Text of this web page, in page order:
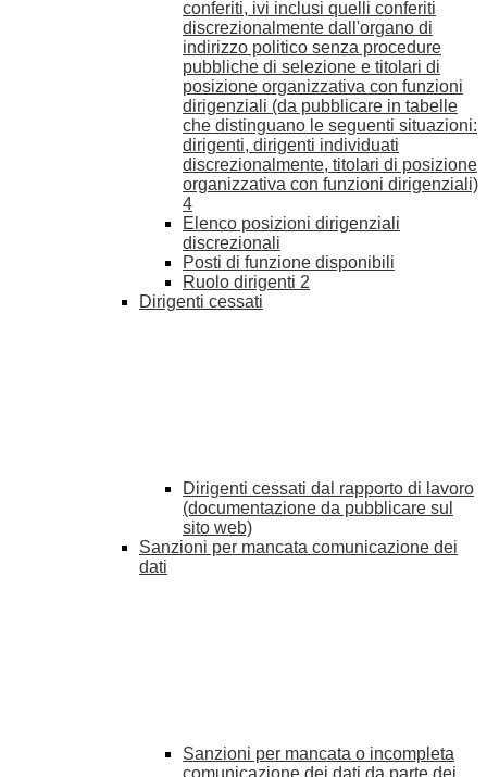
conferiti, ivi inclusi quelli conferiti
discrezionalmente dall'organo di
indirizzo politico senza procedure
pubbliche di selezione e titolari di
posizione organizzativa con funzioni
dirigenziali (da pubblicare in tabelle
che distinguano le seguenti situazioni:
dirigenti, dirigenti individuati
discrezionalmente, titolari di posizione
organizzativa con funzioni dirigenziali)
4
Elenco posizioni dirigenziali
discrezionali
Posti di funzione disponibili
Ruolo dirigenti 2
Dirigenti cessati
Dirigenti cessati dal rapporto di lavoro
(documentazione da pubblicare sul
sito web)
Sanzioni per mancata comunicazione dei
dati
Sanzioni per mancata o incompleta